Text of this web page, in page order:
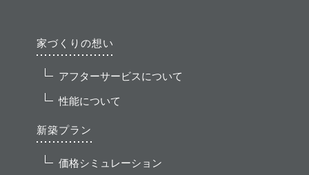
家づくりの想い
アフターサービスについて
性能について
新築プラン
価格シミュレーション